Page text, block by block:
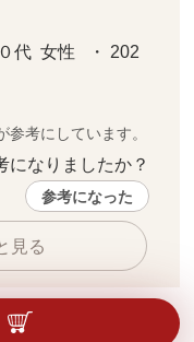
代  女性   ・ 202
参考にしています。
になりましたか？
参考になった
見る